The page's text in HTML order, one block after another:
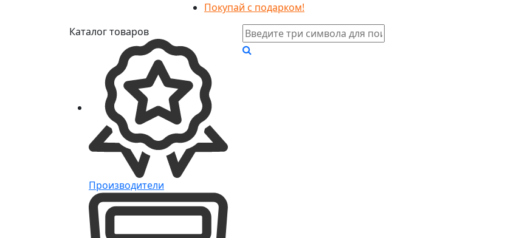
Покупай с подарком!
Каталог товаров
Производители